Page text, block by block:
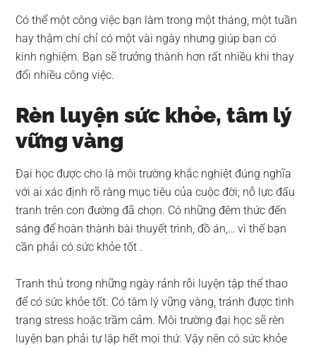
Có thể một công việc bạn làm trong một tháng, một tuần
hay thậm chí chỉ có một vài ngày nhưng giúp bạn có
kinh nghiệm. Bạn sẽ trưởng thành hơn rất nhiều khi thay
đổi nhiều công việc.
Rèn luyện sức khỏe, tâm lý
vững vàng
Đại học được cho là môi trường khắc nghiệt đúng nghĩa
với ai xác định rõ ràng mục tiêu của cuộc đời; nỗ lực đấu
tranh trên con đường đã chọn. Có những đêm thức đến
sáng để hoàn thành bài thuyết trình, đồ án,… vì thế bạn
cần phải có sức khỏe tốt .
Tranh thủ trong những ngày rảnh rỗi luyện tập thể thao
để có sức khỏe tốt. Có tâm lý vững vàng, tránh được tình
trạng stress hoặc trầm cảm. Môi trường đại học sẽ rèn
luyện bạn phải tự lập hết mọi thứ. Vậy nên có sức khỏe